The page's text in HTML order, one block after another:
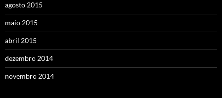
agosto 2015
maio 2015
abril 2015
dezembro 2014
novembro 2014